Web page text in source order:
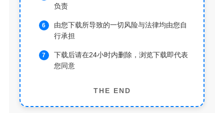
负责
由您下载所导致的一切风险与法律均由您自
行承担
下载后请在24小时内删除，浏览下载即代表
您同意
THE END